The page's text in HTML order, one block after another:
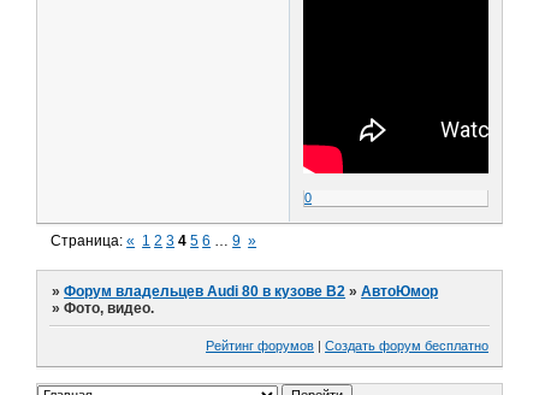
0
Страница:« 1 2 3 4 5 6 … 9 »
»Форум владельцев Audi 80 в кузове В2 »АвтоЮмор
»Фото, видео.
Рейтинг форумов | Создать форум бесплатно